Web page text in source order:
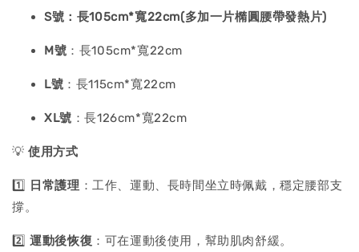
S號 ：長105cm*寬22cm(多加一片橢圓腰帶發熱片)
M號 ：長105cm*寬22cm
L號 ：長115cm*寬22cm
XL號 ：長126cm*寬22cm
💡使用方式
1️⃣ 日常護理 ：工作、運動、長時間坐立時佩戴，穩定腰部支
撐。
2️⃣運動後恢復 ：可在運動後使用，幫助肌肉舒緩。